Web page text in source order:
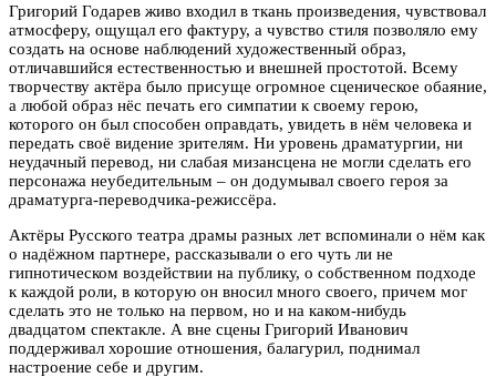
Григорий Годарев живо входил в ткань произведения, чувствовал
атмосферу, ощущал его фактуру, а чувство стиля позволяло ему
создать на основе наблюдений художественный образ,
отличавшийся естественностью и внешней простотой. Всему
творчеству актёра было присуще огромное сценическое обаяние,
а любой образ нёс печать его симпатии к своему герою,
которого он был способен оправдать, увидеть в нём человека и
передать своё видение зрителям. Ни уровень драматургии, ни
неудачный перевод, ни слабая мизансцена не могли сделать его
персонажа неубедительным – он додумывал своего героя за
драматурга-переводчика-режиссёра.
Актёры Русского театра драмы разных лет вспоминали о нём как
о надёжном партнере, рассказывали о его чуть ли не
гипнотическом воздействии на публику, о собственном подходе
к каждой роли, в которую он вносил много своего, причем мог
сделать это не только на первом, но и на каком-нибудь
двадцатом спектакле. А вне сцены Григорий Иванович
поддерживал хорошие отношения, балагурил, поднимал
настроение себе и другим.